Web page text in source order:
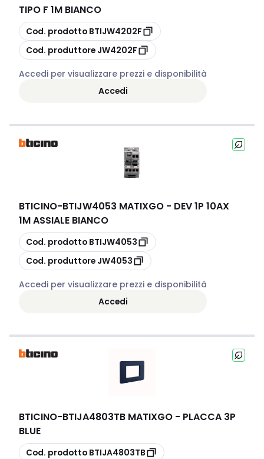
TIPO F 1M BIANCO
copia
Cod. prodotto BTIJW4202F
copia
Cod. produttore JW4202F
Accedi per visualizzare prezzi e disponibilità
Accedi
BTICINO-BTIJW4053 MATIXGO - DEV 1P 10AX
1M ASSIALE BIANCO
copia
Cod. prodotto BTIJW4053
copia
Cod. produttore JW4053
Accedi per visualizzare prezzi e disponibilità
Accedi
BTICINO-BTIJA4803TB MATIXGO - PLACCA 3P
BLUE
copia
Cod. prodotto BTIJA4803TB